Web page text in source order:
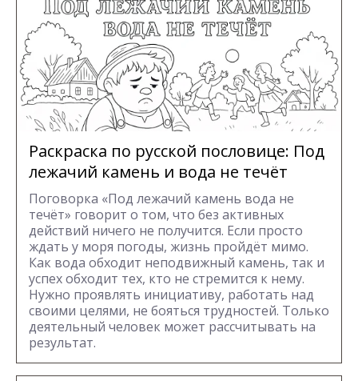
Раскраска по русской пословице: Под
лежачий камень и вода не течёт
Поговорка «Под лежачий камень вода не
течёт» говорит о том, что без активных
действий ничего не получится. Если просто
ждать у моря погоды, жизнь пройдёт мимо.
Как вода обходит неподвижный камень, так и
успех обходит тех, кто не стремится к нему.
Нужно проявлять инициативу, работать над
своими целями, не бояться трудностей. Только
деятельный человек может рассчитывать на
результат.